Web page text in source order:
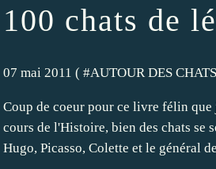
100 chats de
07 mai 2011 ( #AUTOUR DES CHATS
Coup de coeur pour ce livre félin
cours de l'Histoire, bien des chats se
Hugo, Picasso, Colette et le général